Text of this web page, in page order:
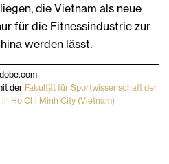
die Vietnam als neue
für die Fitnessindustrie zur
werden lässt.
der Fakultät für Sportwissenschaft der
Ho Chi Minh City (Vietnam)